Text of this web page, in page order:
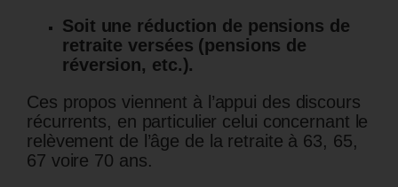
Soit une réduction de pensions de
retraite versées (pensions de
réversion, etc.).
Ces propos viennent à l’appui des discours
récurrents, en particulier celui concernant le
relèvement de l’âge de la retraite à 63, 65,
67 voire 70 ans.